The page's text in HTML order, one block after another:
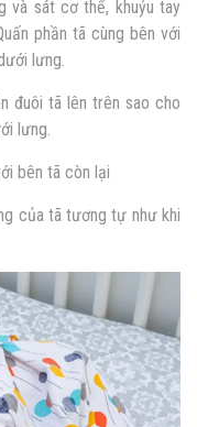
và sát cơ thể, khuỷu tay
phần tã cùng bên với
lưng.
đuôi tã lên trên sao cho
lưng.
bên tã còn lại
của tã tương tự như khi